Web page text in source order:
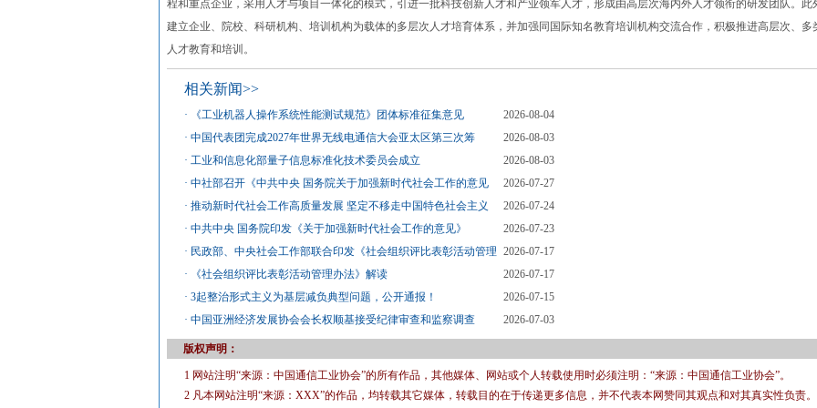
程和重点企业，采用人才与项目一体化的模式，引进一批科技创新人才和产业领军人才，形成由高层次海内外人才领衔的研发团队。此
建立企业、院校、科研机构、培训机构为载体的多层次人才培育体系，并加强同国际知名教育培训机构交流合作，积极推进高层次、多
人才教育和培训。
相关新闻>>
· 《工业机器人操作系统性能测试规范》团体标准征集意见
2026-08-04
· 中国代表团完成2027年世界无线电通信大会亚太区第三次筹
2026-08-03
· 工业和信息化部量子信息标准化技术委员会成立
2026-08-03
· 中社部召开《中共中央 国务院关于加强新时代社会工作的意见
2026-07-27
· 推动新时代社会工作高质量发展 坚定不移走中国特色社会主义
2026-07-24
· 中共中央 国务院印发《关于加强新时代社会工作的意见》
2026-07-23
· 民政部、中央社会工作部联合印发《社会组织评比表彰活动管理 2026-07-17
·
《社会组织评比表彰活动管理办法》解读
2026-07-17
· 3起整治形式主义为基层减负典型问题，公开通报！
2026-07-15
· 中国亚洲经济发展协会会长权顺基接受纪律审查和监察调查 2026-07-03
版权声明：
1 网站注明“来源：中国通信工业协会”的所有作品，其他媒体、网站或个人转载使用时必须注明：“来源：中国通信工业协会”。
2 凡本网站注明“来源：XXX”的作品，均转载其它媒体，转载目的在于传递更多信息，并不代表本网赞同其观点和对其真实性负责。